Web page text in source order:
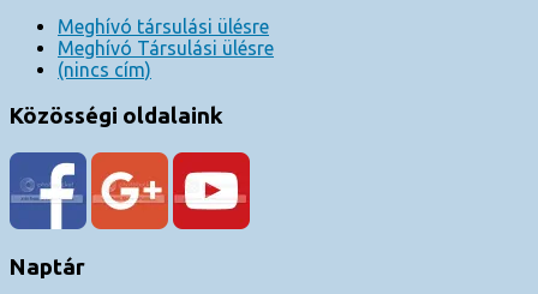
Meghívó társulási ülésre
Meghívó Társulási ülésre
(nincs cím)
Közösségi oldalaink
Naptár